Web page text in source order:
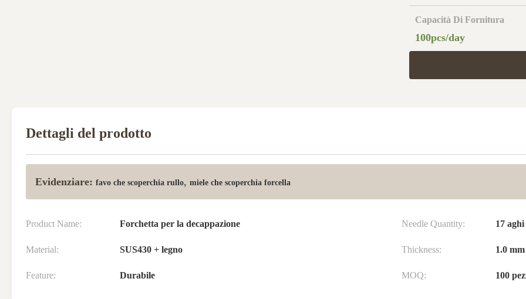
Capacità Di Fornitura
100pcs/day
Dettagli del prodotto
Evidenziare: favo che scoperchia rullo, miele che scoperchia forcella
Product Name: Forchetta per la decappazione Needle Quantity: 17 aghi
Material: SUS430 + legno Thickness: 1.0 mm
Feature: Durabile MOQ: 100